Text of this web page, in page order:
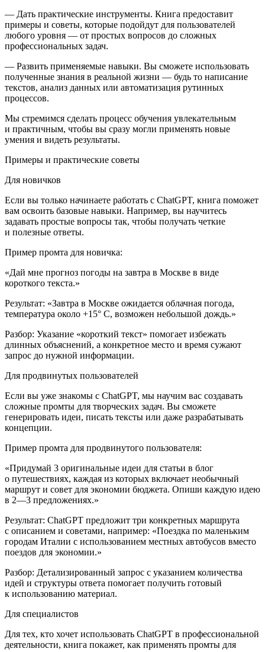
— Дать практические инструменты. Книга предоставит
примеры и советы, которые подойдут для пользователей
любого уровня — от простых вопросов до сложных
профессиональных задач.
— Развить применяемые навыки. Вы сможете использовать
полученные знания в реальной жизни — будь то написание
текстов, анализ данных или автоматизация рутинных
процессов.
Мы стремимся сделать процесс обучения увлекательным
и практичным, чтобы вы сразу могли применять новые
умения и видеть результаты.
Примеры и практические советы
Для новичков
Если вы только начинаете работать с ChatGPT, книга поможет
вам освоить базовые навыки. Например, вы научитесь
задавать простые вопросы так, чтобы получать четкие
и полезные ответы.
Пример промта для новичка:
«Дай мне прогноз погоды на завтра в Москве в виде
короткого текста.»
Результат: «Завтра в Москве ожидается облачная погода,
температура около +15° C, возможен небольшой дождь.»
Разбор: Указание «короткий текст» помогает избежать
длинных объяснений, а конкретное место и время сужают
запрос до нужной информации.
Для продвинутых пользователей
Если вы уже знакомы с ChatGPT, мы научим вас создавать
сложные промты для творческих задач. Вы сможете
генерировать идеи, писать тексты или даже разрабатывать
концепции.
Пример промта для продвинутого пользователя:
«Придумай 3 оригинальные идеи для статьи в блог
о путешествиях, каждая из которых включает необычный
маршрут и совет для экономии бюджета. Опиши каждую идею
в 2—3 предложениях.»
Результат: ChatGPT предложит три конкретных маршрута
с описанием и советами, например: «Поездка по маленьким
городам Италии с использованием местных автобусов вместо
поездов для экономии.»
Разбор: Детализированный запрос с указанием количества
идей и структуры ответа помогает получить готовый
к использованию материал.
Для специалистов
Для тех, кто хочет использовать ChatGPT в профессиональной
деятельности, книга покажет, как применять промты для